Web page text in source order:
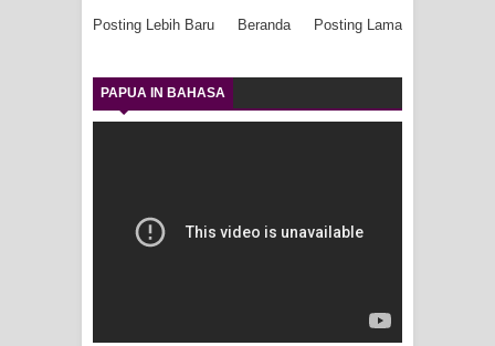
Posting Lebih Baru Posting Lama
Beranda
PAPUA IN BAHASA